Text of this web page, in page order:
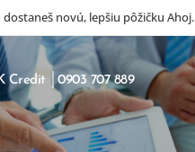
dostaneš novú, lepšiu pôžičku Ahoj.
Credit │0903 707 889